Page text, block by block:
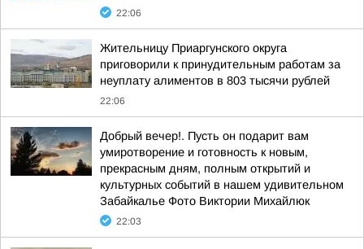
22:06
Жительницу Приаргунского округа
приговорили к принудительным работам за
неуплату алиментов в 803 тысячи рублей
22:06
Добрый вечер!. Пусть он подарит вам
умиротворение и готовность к новым,
прекрасным дням, полным открытий и
культурных событий в нашем удивительном
Забайкалье Фото Виктории Михайлюк
22:03